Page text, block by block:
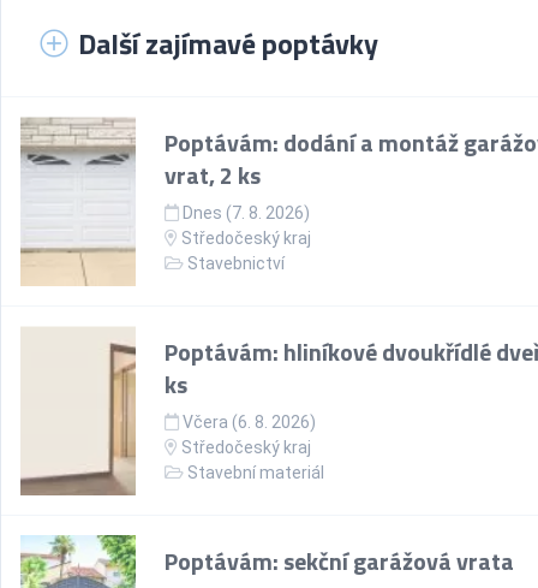
Další zajímavé poptávky
Poptávám: dodání a montáž
vrat, 2 ks
Dnes (7. 8. 2026)
Středočeský kraj
Stavebnictví
Poptávám: hliníkové dvoukřídlé
ks
Včera (6. 8. 2026)
Středočeský kraj
Stavební materiál
Poptávám: sekční garážová vrata